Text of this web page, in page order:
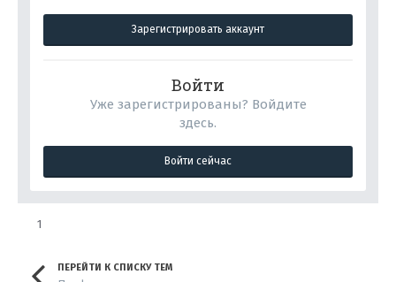
Зарегистрировать аккаунт
Войти
Уже зарегистрированы? Войдите
здесь.
Войти сейчас
1
ПЕРЕЙТИ К СПИСКУ ТЕМ